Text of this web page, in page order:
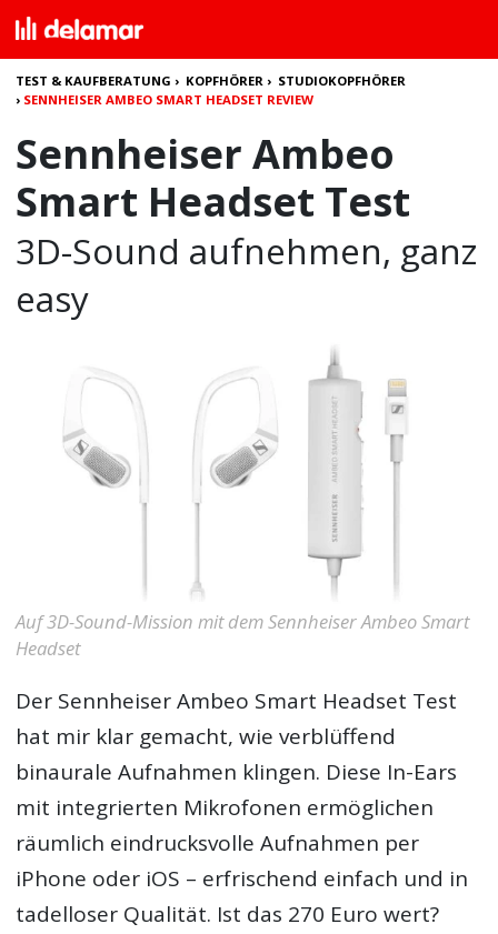
TEST & KAUFBERATUNG › KOPFHÖRER › STUDIOKOPFHÖRER
› SENNHEISER AMBEO SMART HEADSET REVIEW
Sennheiser Ambeo
Smart Headset Test
3D-Sound aufnehmen, ganz
easy
Auf 3D-Sound-Mission mit dem Sennheiser Ambeo Smart
Headset
Der Sennheiser Ambeo Smart Headset Test
hat mir klar gemacht, wie verblüffend
binaurale Aufnahmen klingen. Diese In-Ears
mit integrierten Mikrofonen ermöglichen
räumlich eindrucksvolle Aufnahmen per
iPhone oder iOS – erfrischend einfach und in
tadelloser Qualität. Ist das 270 Euro wert?